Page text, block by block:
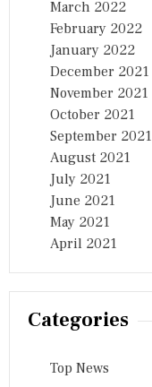
March 2022
February 2022
January 2022
December 2021
November 2021
October 2021
September 2021
August 2021
July 2021
June 2021
May 2021
April 2021
Categories
Top News